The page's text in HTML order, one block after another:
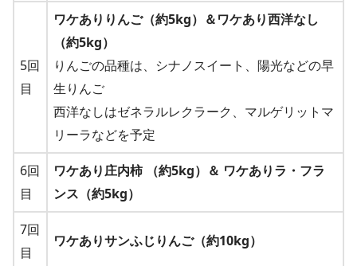
5回
目
ワケありりんご（約5kg）＆ワケあり西洋なし
（約5kg）
りんごの品種は、シナノスイート、陽光などの早
生りんご
西洋なしはゼネラルレクラーク、マルゲリットマ
リーラなどを予定
6回
目
ワケあり庄内柿 （約5kg）＆ ワケありラ・フラ
ンス（約5kg）
7回
目
ワケありサンふじりんご（約10kg）